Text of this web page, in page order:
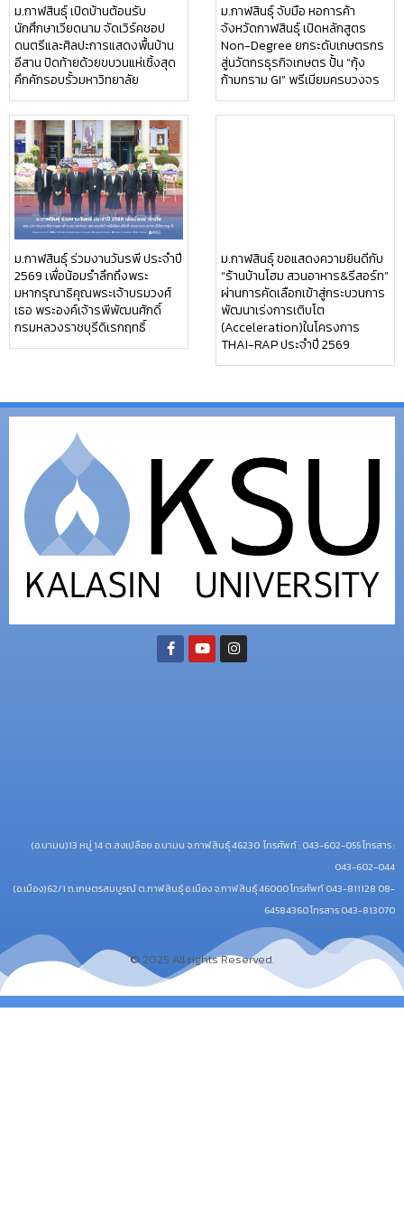
ม.กาฬสินธุ์ เปิดบ้านต้อนรับ
นักศึกษาเวียดนาม จัดเวิร์คชอป
ดนตรีและศิลปะการแสดงพื้นบ้าน
อีสาน ปิดท้ายด้วยขบวนแห่เซิ้งสุด
คึกคักรอบรั้วมหาวิทยาลัย
ม.กาฬสินธุ์ จับมือ หอการค้า
จังหวัดกาฬสินธุ์ เปิดหลักสูตร
Non-Degree ยกระดับเกษตรกร
สู่นวัตกรธุรกิจเกษตร ปั้น “กุ้ง
ก้ามกราม GI” พรีเมียมครบวงจร
ม.กาฬสินธุ์ ร่วมงานวันรพี ประจำปี
2569 เพื่อน้อมรำลึกถึงพระ
มหากรุณาธิคุณพระเจ้าบรมวงศ์
เธอ พระองค์เจ้ารพีพัฒนศักดิ์
กรมหลวงราชบุรีดิเรกฤทธิ์
ม.กาฬสินธุ์ ขอแสดงความยินดีกับ
“ร้านบ้านโฮม สวนอาหาร&รีสอร์ท”
ผ่านการคัดเลือกเข้าสู่กระบวนการ
พัฒนาเร่งการเติบโต
(Acceleration)ในโครงการ
THAI-RAP ประจำปี 2569
(อ.นามน)13 หมู่ 14 ต.สงเปลือย อ.นามน จ.กาฬสินธุ์ 46230 โทรศัพท์ : 043-602-055 โทรสาร :
043-602-044
(อ.เมือง)62/1 ถ.เกษตรสมบูรณ์ ต.กาฬสินธุ์ อ.เมือง จ.กาฬสินธุ์ 46000โทรศัพท์ 043-811128 08-
64584360 โทรสาร 043-813070
© 2025 All rights Reserved.